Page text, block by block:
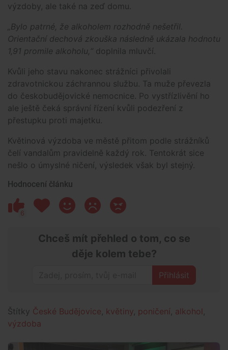
výzdoby, ale také na zeď domu.
„Bylo patrné, že alkoholem rozhodně nešetřil.
Orientační dechová zkouška následně ukázala hodnotu
1,91 promile alkoholu,“ doplnila mluvčí.
Kvůli jeho stavu nakonec strážníci přivolali
zdravotnickou záchrannou službu. Ta muže převezla
do českobudějovické nemocnice. Po vystřízlivění ho
ale ještě čeká správní řízení kvůli podezření z
přestupku proti majetku.
Květinová výzdoba ve městě přitom podle strážníků
čelí vandalům pravidelně každý rok. Tentokrát sice
nešlo o úmyslné ničení, výsledek však byl stejný.
Hodnocení článku
6
Chceš mít přehled o tom, co se
děje kolem tebe?
Přihlásit
Štítky České Budějovice květiny poničení alkohol
výzdoba